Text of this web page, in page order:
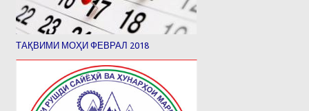
ТАҚВИМИ МОҲИ ФЕВРАЛ 2018